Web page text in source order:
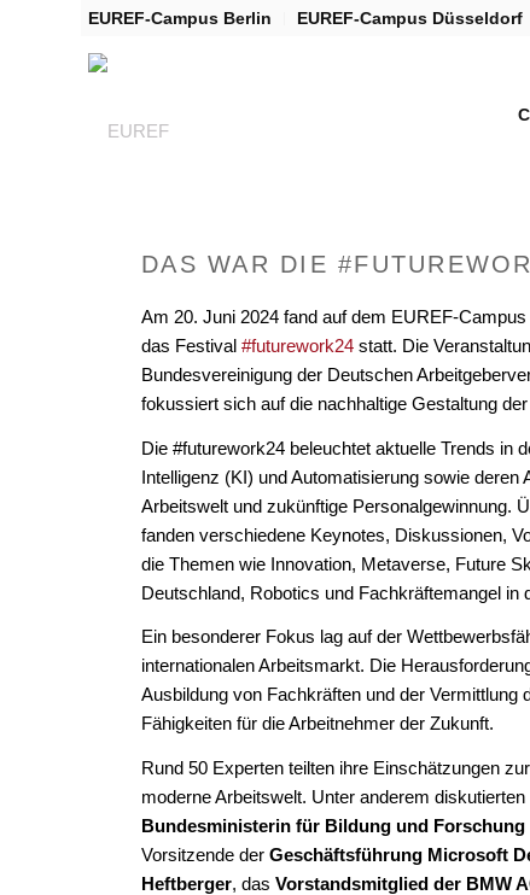
EUREF-Campus Berlin EUREF-Campus Düsseldorf
DAS WAR DIE
Am 20. Juni 2024 fand auf dem EUREF-
das Festival#futurework24 statt. Die
Bundesvereinigung der Deutschen
fokussiert sich auf die nachhaltige Gestaltung
Die #futurework24 beleuchtet aktuelle Trends in
Intelligenz (KI) und Automatisierung sowie deren
Arbeitswelt und zukünftige Personalgewinnung.
fanden verschiedene Keynotes, Diskussionen,
die Themen wie Innovation, Metaverse, Future
Deutschland, Robotics und Fachkräftemangel in
Ein besonderer Fokus lag auf der
internationalen Arbeitsmarkt. Die
Ausbildung von Fachkräften und der Vermittlung
Fähigkeiten für die Arbeitnehmer der Zukunft.
Rund 50 Experten teilten ihre Einschätzungen
moderne Arbeitswelt. Unter anderem
Bundesministerin für Bildung und Forschung
Vorsitzende derGeschäftsführung Microsoft
Heftberger, dasVorstandsmitglied der BMW